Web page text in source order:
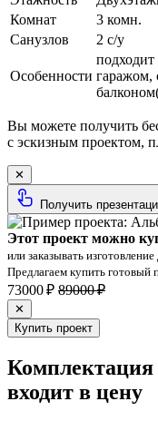
Комнат
3 комн.
Санузлов
2 с/у
Особенности гаражом,
Вы можете получить
с эскизным проектом,
✕
Получить
Этот проект можно
или заказывать
Предлагаем купить
73000 ₽ 89000 ₽
✕
Купить проект
Комплектация
входит в цену